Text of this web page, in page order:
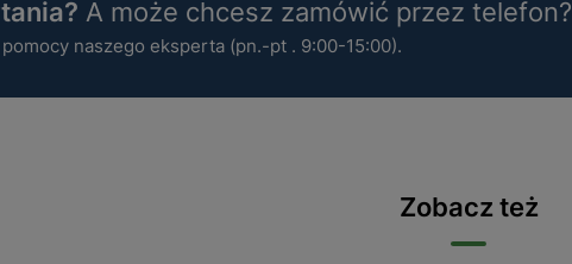
A może chcesz zamówić przez telefon?
naszego eksperta (pn.-pt . 9:00-15:00).
Zobacz też